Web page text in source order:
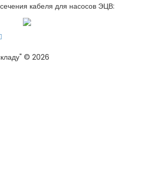
кабеля для насосов ЭЦВ:
© 2026